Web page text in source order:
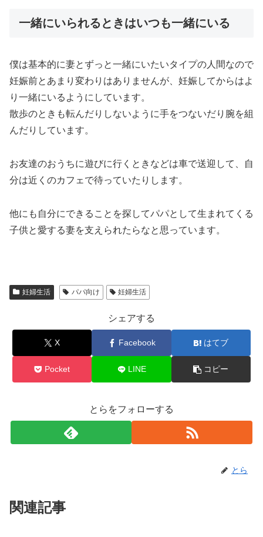
一緒にいられるときはいつも一緒にいる
僕は基本的に妻とずっと一緒にいたいタイプの人間なので
妊娠前とあまり変わりはありませんが、妊娠してからはよ
り一緒にいるようにしています。
散歩のときも転んだりしないように手をつないだり腕を組
んだりしています。
お友達のおうちに遊びに行くときなどは車で送迎して、自
分は近くのカフェで待っていたりします。
他にも自分にできることを探してパパとして生まれてくる
子供と愛する妻を支えられたらなと思っています。
妊婦生活 パパ向け 妊婦生活
シェアする
X Facebook はてブ
Pocket LINE コピー
とらをフォローする
とら
関連記事